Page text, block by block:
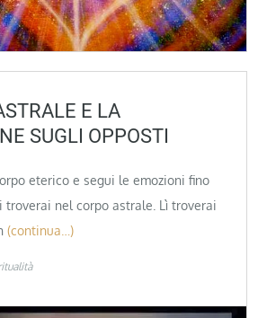
E LA
SUGLI OPPOSTI
eterico e segui le emozioni fino
nel corpo astrale. Lì troverai
(continua…)